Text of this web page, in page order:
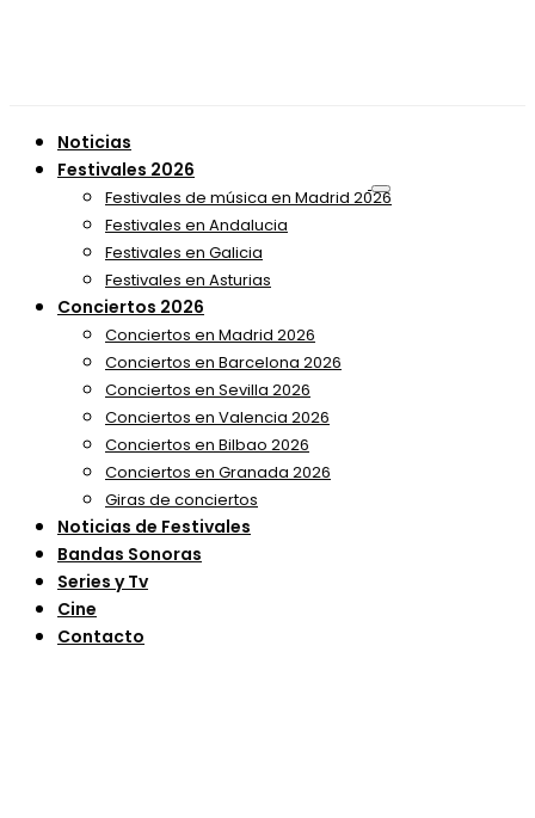
Noticias
Festivales 2026
Festivales de música en Madrid 2026
Festivales en Andalucia
Festivales en Galicia
Festivales en Asturias
Conciertos 2026
Conciertos en Madrid 2026
Conciertos en Barcelona 2026
Conciertos en Sevilla 2026
Conciertos en Valencia 2026
Conciertos en Bilbao 2026
Conciertos en Granada 2026
Giras de conciertos
Noticias de Festivales
Bandas Sonoras
Series y Tv
Cine
Contacto